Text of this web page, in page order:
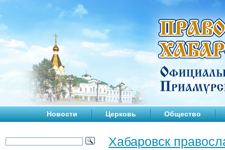
Новости Церковь Общество
Хабаровск